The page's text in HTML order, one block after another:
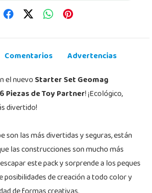
Comentarios
Advertencias
el nuevoStarter Set Geomag
Piezas de Toy Partner! ¡Ecológico,
divertido!
son las más divertidas y seguras, están
las construcciones son mucho más
este pack y sorprende a los peques
posibilidades de creación a todo color y